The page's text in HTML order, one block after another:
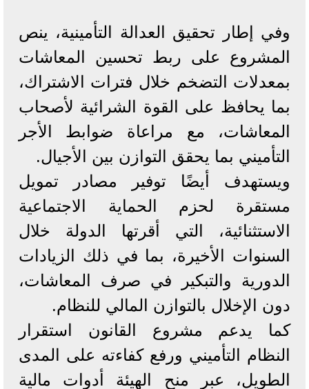
وفي إطار تحقيق العدالة التأمينية، ينص
المشروع على ربط تحسين المعاشات
بمعدلات التضخم خلال فترات الاشتراك،
بما يحافظ على القوة الشرائية لأصحاب
المعاشات، مع مراعاة ضوابط الأجر
التأميني بما يحقق التوازن بين الأجيال.
ويستهدف أيضًا توفير مصادر تمويل
مستقرة لحزم الحماية الاجتماعية
الاستثنائية، التي أقرتها الدولة خلال
السنوات الأخيرة، بما في ذلك الزيادات
الدورية والتبكير في صرف المعاشات،
دون الإخلال بالتوازن المالي للنظام.
كما يدعم مشروع القانون استقرار
النظام التأميني ورفع كفاءته على المدى
الطويل، عبر منح الهيئة أدوات مالية